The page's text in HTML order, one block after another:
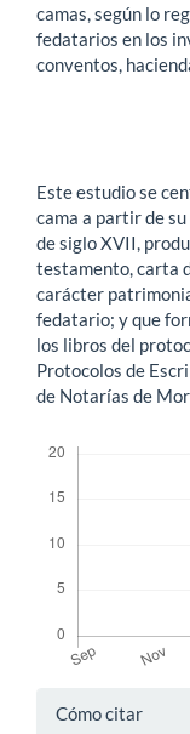
camas, según lo
fedatarios en los
conventos,
Este estudio se
cama a partir de
de siglo XVII,
testamento, carta
carácter
fedatario; y que
los libros del
Protocolos de
de Notarías de
Detalles
Cómo citar